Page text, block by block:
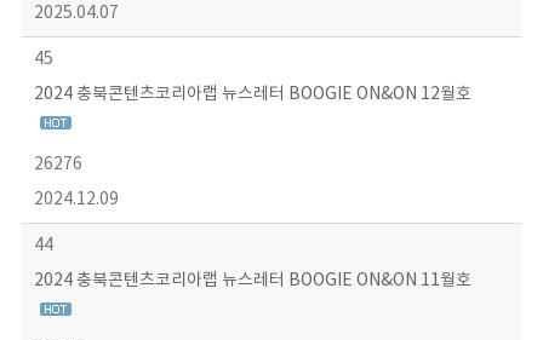
2025.04.07
45
2024 충북콘텐츠코리아랩 뉴스레터 BOOGIE ON&ON 12월호
26276
2024.12.09
44
2024 충북콘텐츠코리아랩 뉴스레터 BOOGIE ON&ON 11월호